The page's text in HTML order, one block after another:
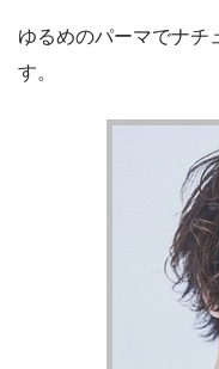
ゆるめのパーマでナチ
す。